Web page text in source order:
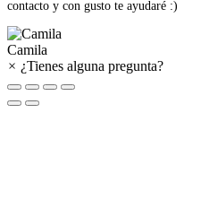
contacto y con gusto te ayudaré :)
Camila
× ¿Tienes alguna pregunta?